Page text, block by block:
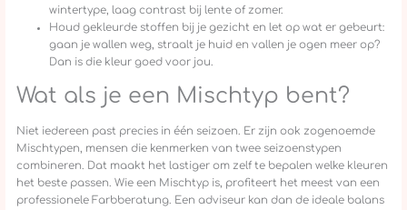
wintertype, laag contrast bij lente of zomer.
Houd gekleurde stoffen bij je gezicht en let op wat er gebeurt:
gaan je wallen weg, straalt je huid en vallen je ogen meer op?
Dan is die kleur goed voor jou.
Wat als je een Mischtyp bent?
Niet iedereen past precies in één seizoen. Er zijn ook zogenoemde
Mischtypen, mensen die kenmerken van twee seizoenstypen
combineren. Dat maakt het lastiger om zelf te bepalen welke kleuren
het beste passen. Wie een Mischtyp is, profiteert het meest van een
professionele Farbberatung. Een adviseur kan dan de ideale balans